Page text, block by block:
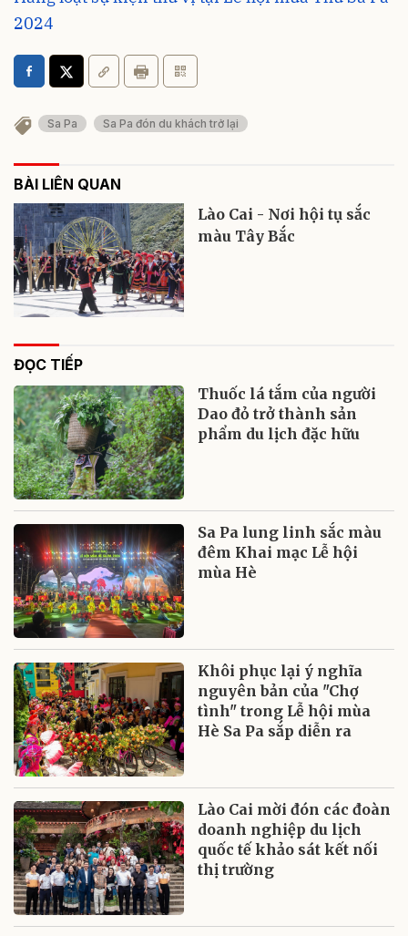
2024
Sa Pa Sa Pa đón du khách trở lại
BÀI LIÊN QUAN
Lào Cai - Nơi hội tụ sắc
màu Tây Bắc
ĐỌC TIẾP
Thuốc lá tắm của người
Dao đỏ trở thành sản
phẩm du lịch đặc hữu
Sa Pa lung linh sắc màu
đêm Khai mạc Lễ hội
mùa Hè
Khôi phục lại ý nghĩa
nguyên bản của "Chợ
tình" trong Lễ hội mùa
Hè Sa Pa sắp diễn ra
Lào Cai mời đón các đoàn
doanh nghiệp du lịch
quốc tế khảo sát kết nối
thị trường